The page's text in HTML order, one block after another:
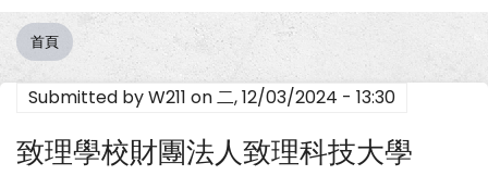
導
航
連
首頁
Submitted byW211 on二, 12/03/2024 - 13:30
致理學校財團法人致理科技大學